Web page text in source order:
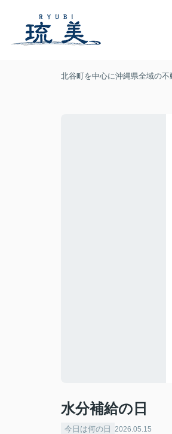
北谷町を中心に沖縄県全域の
水分補給の日
今日は何の日 2026.05.15